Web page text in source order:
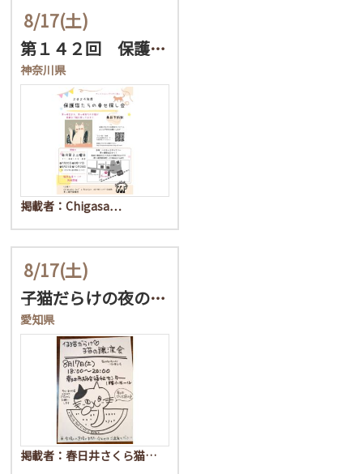
8/17(土)
第１４２回 保護猫たちの…
神奈川県
掲載者：Chigasa…
8/17(土)
子猫だらけの夜の譲渡会！
愛知県
掲載者：春日井さくら猫…